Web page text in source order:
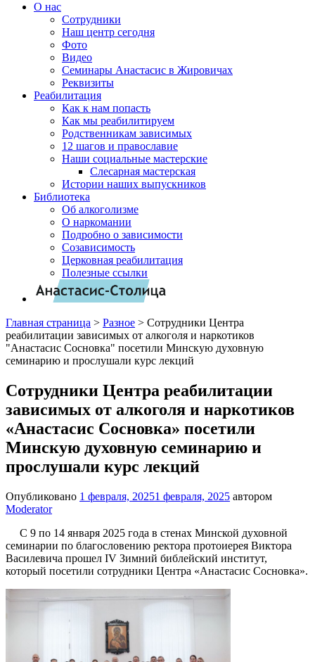
О нас
Сотрудники
Наш центр сегодня
Фото
Видео
Семинары Анастасис в Жировичах
Реквизиты
Реабилитация
Как к нам попасть
Как мы реабилитируем
Родственникам зависимых
12 шагов и православие
Наши социальные мастерские
Слесарная мастерская
Истории наших выпускников
Библиотека
Об алкоголизме
О наркомании
Подробно о зависимости
Созависимость
Церковная реабилитация
Полезные ссылки
Главная страница > Разное > Сотрудники Центра
реабилитации зависимых от алкоголя и наркотиков
"Анастасис Сосновка" посетили Минскую духовную
семинарию и прослушали курс лекций
Сотрудники Центра реабилитации
зависимых от алкоголя и наркотиков
«Анастасис Сосновка» посетили
Минскую духовную семинарию и
прослушали курс лекций
Опубликовано 1 февраля, 20251 февраля, 2025 автором
Moderator
С 9 по 14 января 2025 года в стенах Минской духовной
семинарии по благословению ректора протоиерея Виктора
Василевича прошел IV Зимний библейский институт,
который посетили сотрудники Центра «Анастасис Сосновка».